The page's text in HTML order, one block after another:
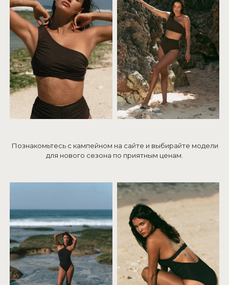
Познакомьтесь с кампейном на сайте и выбирайте модели
для нового сезона по приятным ценам.